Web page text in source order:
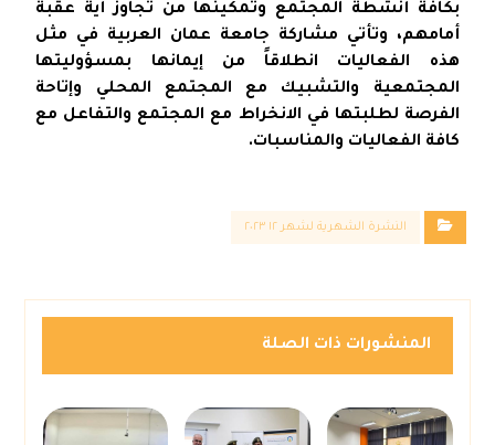
بكافة أنشطة المجتمع وتمكينها من تجاوز أية عقبة
أمامهم، وتأتي مشاركة جامعة عمان العربية في مثل
هذه الفعاليات انطلاقاً من إيمانها بمسؤوليتها
المجتمعية والتشبيك مع المجتمع المحلي وإتاحة
الفرصة لطلبتها في الانخراط مع المجتمع والتفاعل مع
كافة الفعاليات والمناسبات.
النشرة الشهرية لشهر ١٢ ٢٠٢٣
المنشورات ذات الصلة